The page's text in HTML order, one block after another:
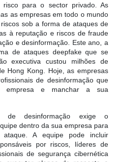
para o sector privado. As
as empresas em todo o mundo
sob a forma de ataques de
à reputação e riscos de fraude
e desinformação. Este ano, a
de ataques deepfake que se
executiva custou milhões de
Hong Kong. Hoje, as empresas
de desinformação que
empresa e manchar a sua
de desinformação exige o
dentro da sua empresa para
A equipe pode incluir
​​por riscos, líderes de
de segurança cibernética